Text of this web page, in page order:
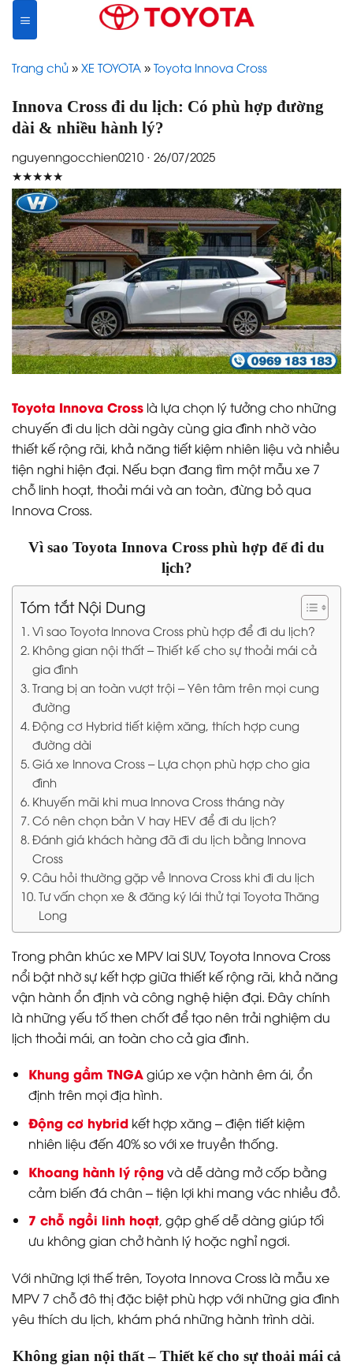
content
Trang chủ » XE TOYOTA » Toyota Innova Cross
Innova Cross đi du lịch: Có phù hợp đường
dài & nhiều hành lý?
nguyenngocchien0210 · 26/07/2025
★★★★★
Toyota Innova Cross là lựa chọn lý tưởng cho những
chuyến đi du lịch dài ngày cùng gia đình nhờ vào
thiết kế rộng rãi, khả năng tiết kiệm nhiên liệu và nhiều
tiện nghi hiện đại. Nếu bạn đang tìm một mẫu xe 7
chỗ linh hoạt, thoải mái và an toàn, đừng bỏ qua
Innova Cross.
Vì sao Toyota Innova Cross phù hợp để đi du
lịch?
Tóm tắt Nội Dung
Vì sao Toyota Innova Cross phù hợp để đi du lịch?
Không gian nội thất – Thiết kế cho sự thoải mái cả
gia đình
Trang bị an toàn vượt trội – Yên tâm trên mọi cung
đường
Động cơ Hybrid tiết kiệm xăng, thích hợp cung
đường dài
Giá xe Innova Cross – Lựa chọn phù hợp cho gia
đình
Khuyến mãi khi mua Innova Cross tháng này
Có nên chọn bản V hay HEV để đi du lịch?
Đánh giá khách hàng đã đi du lịch bằng Innova
Cross
Câu hỏi thường gặp về Innova Cross khi đi du lịch
Tư vấn chọn xe & đăng ký lái thử tại Toyota Thăng
Long
Trong phân khúc xe MPV lai SUV, Toyota Innova Cross
nổi bật nhờ sự kết hợp giữa thiết kế rộng rãi, khả năng
vận hành ổn định và công nghệ hiện đại. Đây chính
là những yếu tố then chốt để tạo nên trải nghiệm du
lịch thoải mái, an toàn cho cả gia đình.
Khung gầm TNGAgiúp xe vận hành êm ái, ổn
định trên mọi địa hình.
Động cơ hybridkết hợp xăng – điện tiết kiệm
nhiên liệu đến 40% so với xe truyền thống.
Khoang hành lý rộngvà dễ dàng mở cốp bằng
cảm biến đá chân – tiện lợi khi mang vác nhiều đồ.
7 chỗ ngồi linh hoạt, gập ghế dễ dàng giúp tối
ưu không gian chở hành lý hoặc nghỉ ngơi.
Với những lợi thế trên, Toyota Innova Cross là mẫu xe
MPV 7 chỗ đô thị đặc biệt phù hợp với những gia đình
yêu thích du lịch, khám phá những hành trình dài.
Không gian nội thất – Thiết kế cho sự thoải mái cả